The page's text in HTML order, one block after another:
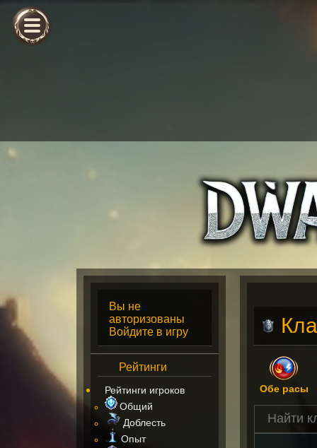
Вы не
авторизованы
Войдите в игру
Рейтинги
Рейтинги игроков
Общий
Доблесть
Опыт
Обе расы